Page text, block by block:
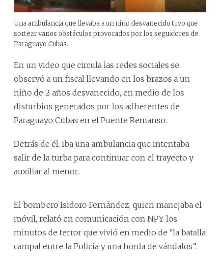
Una ambulancia que llevaba a un niño desvanecido tuvo que
sortear varios obstáculos provocados por los seguidores de
Paraguayo Cubas.
En un video que circula las redes sociales se
observó a un fiscal llevando en los brazos a un
niño de 2 años desvanecido, en medio de los
disturbios generados por los adherentes de
Paraguayo Cubas en el Puente Remanso.
Detrás de él, iba una ambulancia que intentaba
salir de la turba para continuar con el trayecto y
auxiliar al menor.
El bombero Isidoro Fernández, quien manejaba el
móvil, relató en comunicación con NPY los
minutos de terror que vivió en medio de “la batalla
campal entre la Policía y una horda de vándalos”.